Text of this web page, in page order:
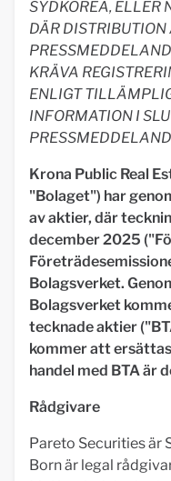
SYDKOREA, ELLER
DÄR DISTRIBUTION
KRÄVA
ENLIGT
INFORMATION I
Krona Public Real
"Bolaget") har
av aktier, där
december 2025
Bolagsverket.
Bolagsverket
tecknade aktier
kommer att
handel med BTA är
Rådgivare
Pareto Securities är
Born är legal